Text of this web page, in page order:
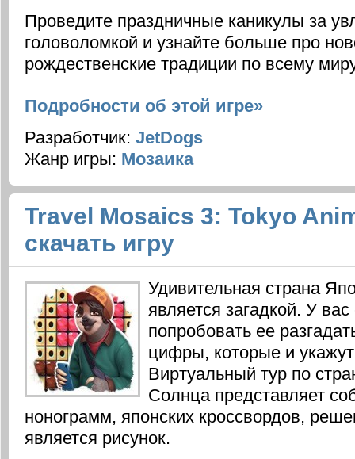
Проведите праздничные каникулы за
головоломкой и узнайте больше про
рождественские традиции по всему
Подробности об этой игре»
Разработчик: JetDogs
Жанр игры: Мозаика
Travel Mosaics 3: Tokyo
скачать игру
Удивительная страна
является загадкой. У
попробовать ее
цифры, которые и
Виртуальный тур по
Солнца представляет
нонограмм, японских кроссвордов,
является рисунок.